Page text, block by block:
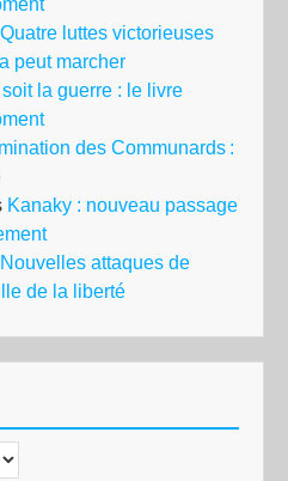
Quatre luttes victorieuses
peut marcher
la guerre : le livre
des Communards :
Kanaky : nouveau passage
Nouvelles attaques de
de la liberté